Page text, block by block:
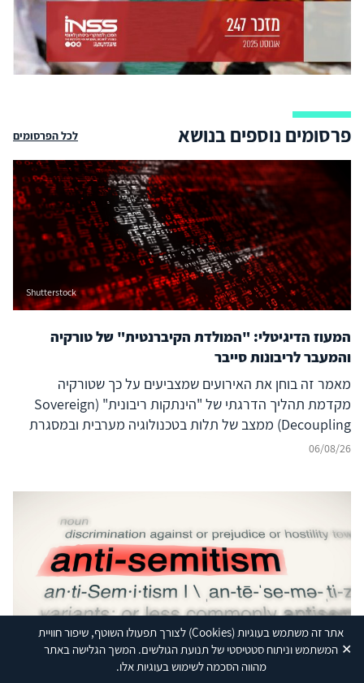
אתר זה משתמש בעוגיות(Cookies) לצורך תפעולו השוטף, שיפור חוויית
המשתמש וניתוח סטטיסטי של תנועת הגולשים. המשך הגלישה באתר
מהווה הסכמה לשימוש בעוגיות אלו.
✕
פרסומים נוספים בנושא לכל הפרסומים
Shutterstock
המעוז הדיגיטלי: "המולדת הקיברנטית" של טורקיה
והמעבר לריבונות סייבר
מאמר זה בוחן את האירועים שמצביעים על כך שטורקיה
מקדמת תהליך הדרגתי של "הינתקות ריבונית" (Sovereign
Decoupling) ממצב של תלות בטכנולוגיה מערבית ובמסגרת
ברית נאט"ו לעבר בניית יכולת סייבר עצמאית ולמעצמת סייבר
ישראל, יוון, קפריסין ויכולת הפעולה המשותפת
(Interoperability) של נאט"ו – נודעת משמעות רבה, המחייבת
בחינה אסטרטגית קפדנית.
06/08/26
מסגרת כללית להגדרת האנטישמיות